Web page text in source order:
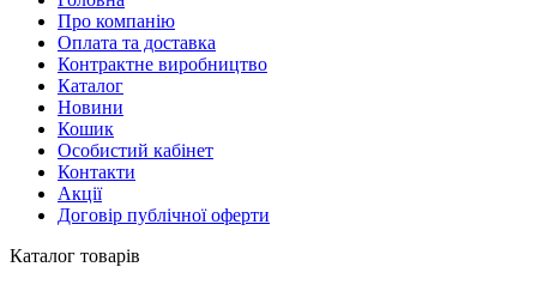
Про компанію
Оплата та доставка
Контрактне виробництво
Каталог
Новини
Кошик
Особистий кабінет
Контакти
Акції
Договір публічної оферти
Каталог товарів